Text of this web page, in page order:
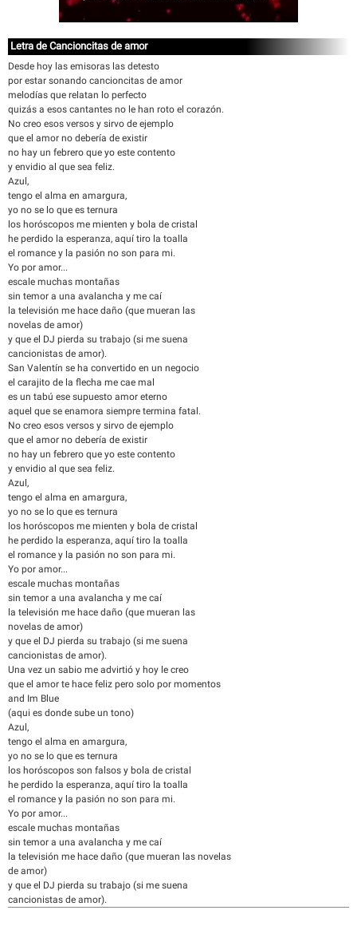
Letra de Cancioncitas de amor
Desde hoy las emisoras las detesto
por estar sonando cancioncitas de amor
melodías que relatan lo perfecto
quizás a esos cantantes no le han roto el corazón.
No creo esos versos y sirvo de ejemplo
que el amor no debería de existir
no hay un febrero que yo este contento
y envidio al que sea feliz.
Azul,
tengo el alma en amargura,
yo no se lo que es ternura
los horóscopos me mienten y bola de cristal
he perdido la esperanza, aquí tiro la toalla
el romance y la pasión no son para mi.
Yo por amor...
escale muchas montañas
sin temor a una avalancha y me caí
la televisión me hace daño (que mueran las
novelas de amor)
y que el DJ pierda su trabajo (si me suena
cancionistas de amor).
San Valentín se ha convertido en un negocio
el carajito de la flecha me cae mal
es un tabú ese supuesto amor eterno
aquel que se enamora siempre termina fatal.
No creo esos versos y sirvo de ejemplo
que el amor no debería de existir
no hay un febrero que yo este contento
y envidio al que sea feliz.
Azul,
tengo el alma en amargura,
yo no se lo que es ternura
los horóscopos me mienten y bola de cristal
he perdido la esperanza, aquí tiro la toalla
el romance y la pasión no son para mi.
Yo por amor...
escale muchas montañas
sin temor a una avalancha y me caí
la televisión me hace daño (que mueran las
novelas de amor)
y que el DJ pierda su trabajo (si me suena
cancionistas de amor).
Una vez un sabio me advirtió y hoy le creo
que el amor te hace feliz pero solo por momentos
and Im Blue
(aqui es donde sube un tono)
Azul,
tengo el alma en amargura,
yo no se lo que es ternura
los horóscopos son falsos y bola de cristal
he perdido la esperanza, aquí tiro la toalla
el romance y la pasión no son para mi.
Yo por amor...
escale muchas montañas
sin temor a una avalancha y me caí
la televisión me hace daño (que mueran las novelas
de amor)
y que el DJ pierda su trabajo (si me suena
cancionistas de amor).